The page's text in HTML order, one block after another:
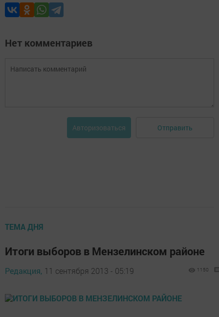
Нет комментариев
Авторизоваться Отправить
ТЕМА ДНЯ
Итоги выборов в Мензелинском районе
Редакция, 11 сентября 2013 - 05:19 1150